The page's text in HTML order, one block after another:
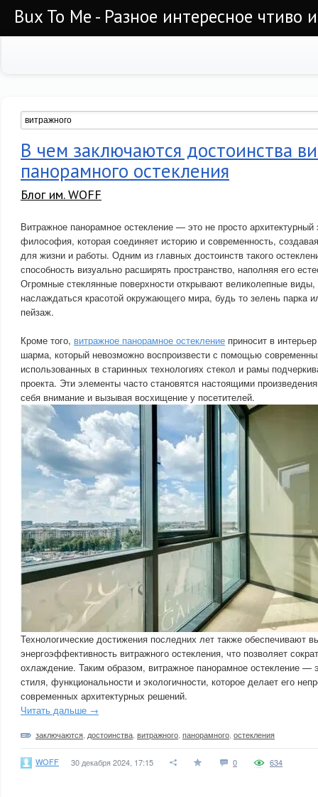
Bux To Me - Разное интересное чтиво
В чем заключаются достоинства
панорамного остекления
Блог им. WOFF
Витражное панорамное остекление — это не просто
философия, которая соединяет историю и современность,
для жизни и работы. Одним из главных достоинств такого
способность визуально расширять пространство, наполняя его
Огромные стеклянные поверхности открывают великолепные
наслаждаться красотой окружающего мира, будь то зелень паркa
пейзаж.
Кроме того, витражное панорамное остекление приносит в
шарма, который невозможно воспроизвести с помощью
использованных в старинных технологиях стекол и рамы
проекта. Эти элементы часто становятся настоящими
себя внимание и вызывая восхищение у посетителей.
Технологические достижения последних лет также обеспечивают
энергоэффективность витражного остекления, что позволяет
охлаждение. Таким образом, витражное панорамное остекление —
стиля, функциональности и экологичности, которое делает его
современных архитектурных решений.
Читать дальше →
заключаются достоинства витражного панорамного остекления
WOFF 30 декабря 2024, 17:15 0 634